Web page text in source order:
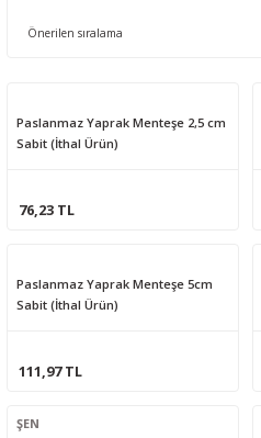
Paslanmaz Yaprak Menteşe 2,5 cm
Sabit (İthal Ürün)
76,23 TL
Paslanmaz Yaprak Menteşe 5cm
Sabit (İthal Ürün)
111,97 TL
ŞEN